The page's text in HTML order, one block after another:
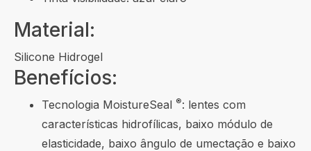
Material:
Silicone Hidrogel
Benefícios:
Tecnologia MoistureSeal ®: lentes com
características hidrofílicas, baixo módulo de
elasticidade, baixo ângulo de umectação e baixo